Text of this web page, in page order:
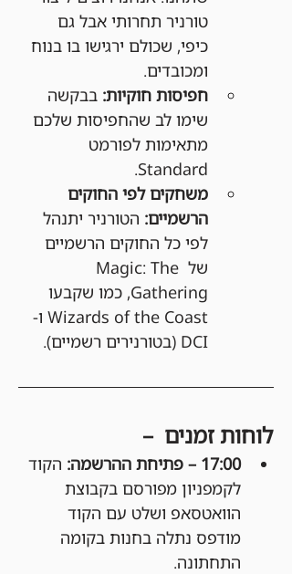
טורניר תחרותי אבל גם
כיפי, שכולם ירגישו בו בנוח
ומכובדים.
חפיסות חוקיות: בבקשה
שימו לב שהחפיסות שלכם
מתאימות לפורמט
Standard.
משחקים לפי החוקים
הרשמיים: הטורניר יתנהל
לפי כל החוקים הרשמיים
של Magic: The
Gathering, כמו שקבעו
Wizards of the Coast ו-
DCI (בטורנירים רשמיים).
לוחות זמנים  –
17:00 – פתיחת ההרשמה:
הקוד
לקמפניון מפורסם בקבוצת
הוואטסאפ ושלט עם הקוד
מודפס נתלה בחנות בקומה
התחתונה.